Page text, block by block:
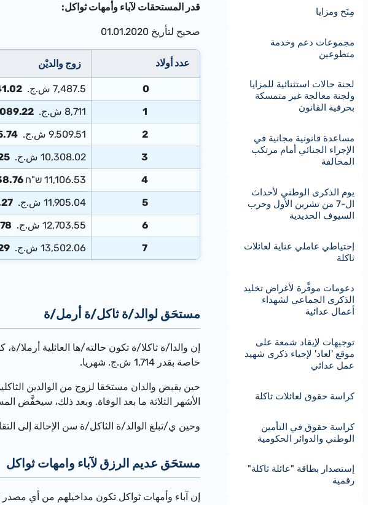
مِنَح ومزايا
مجموعات دعم وخدمة
متطوعين
لجنة حالات استثنائية للمزايا
ولجنة معالجة غير متمسكة
بحرفية القانون
مساعدة قانونية مجانية في
الإجراء الجنائي أمام مرتكب
المخالفة
يوم الذكرى الوطني لأحداث
ال-7 من تشرين الأول وحرب
السيوف الحديدية
إحتياطي عاملي عناية لعائلات
ثاكلة
دعومات موفَّرة لأغراض تخليد
الذكرى الجماعي لشهداء
أعمال عدائية
توجيهات لإيقاد شمعة على
موقع 'لعاد' لإحياء ذكرى شهيد
عمل عدائي
كراسة حقوق لعائلات ثاكلة
كراسة حقوق في التأمين
الوطني والدوائر الحكومية
إستصدار بطاقة "عائلة ثاكلة"
رقمية
قدر المستحقات لآباء وأمهات ثواكل:
صحيح لتأريخ 01.01.2020
عدد أولاد زوج والديْن
0 7,487.5 ش.ج. 9,241.02 ش.ج.
8,711 ش.ج. 11,089.22 ش.ج. (إبتداءً من-
2
9,509.51 ش.ج. 12,105.74
10,308.02 ش.ج.
11,106.53 ש"ח 14,138.76 ش.ج.
5
11,905.04 ش.ج.
6
12,703.55 ش.ج.
13,502.06 ش.ج.
مستحَق لوالد/ة ثاكل/ة أرمل/ة
خاصة بقدر 1,714 ش.ج. شهريا.
حين يقبض والدان مستحَقا لزوج من الوالدين
الأشهر الثلاثة ما بعد الوفاة. وبعد ذلك، سيخفَّض
وحين ي/تبلغ الوالد/ة الثاكل/ة سن الإحالة إلى التقاعد (سن 67)، ستُحتسب له أوتوماتيا العلاوة لتمويل
مستحَق عديم الرزق لآباء وامهات ثواكل
إن آباء وأمهات ثواكل تكون مداخيلهم من أي